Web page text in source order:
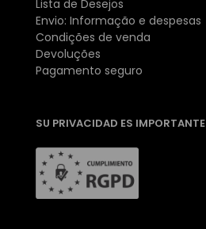
Lista de Desejos
Envio: Informação e despesas
Condições de venda
Devoluções
Pagamento seguro
SU PRIVACIDAD ES IMPORTANTE